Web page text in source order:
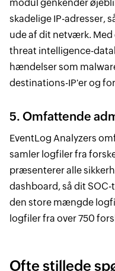
modul genkender
skadelige IP-adresser,
ude af dit netværk.
threat intelligence-
hændelser som
destinations-IP'er og
5. Omfattende
EventLog Analyzers
samler logfiler fra
præsenterer alle
dashboard, så dit
den store mængde
logfiler fra over 750
Ofte stillede